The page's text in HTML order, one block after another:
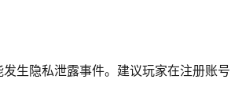
生隐私泄露事件。建议玩家在注册账号